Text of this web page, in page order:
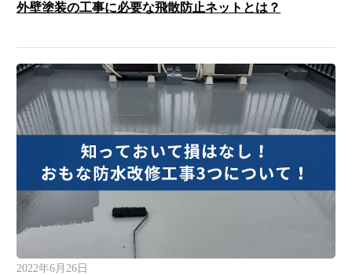
外壁塗装の工事に必要な飛散防止ネットとは？
2022年6月26日